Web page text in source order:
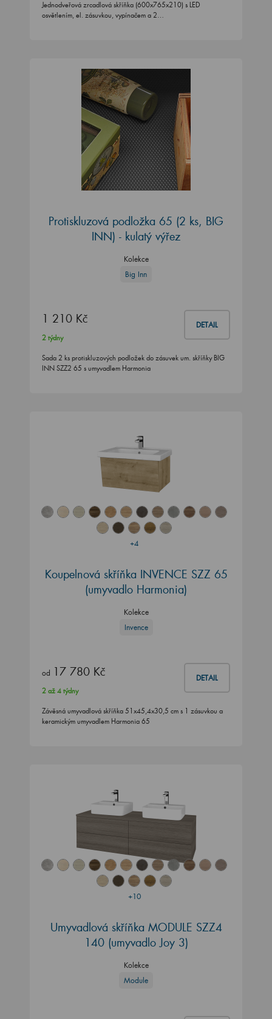
Jednodveřová zrcadlová skříňka (600x765x210) s LED
osvětlením, el. zásuvkou, vypínačem a 2…
Protiskluzová podložka 65 (2 ks, BIG
INN) - kulatý výřez
Kolekce
Big Inn
1 210 Kč DETAIL
2 týdny
Sada 2 ks protiskluzových podložek do zásuvek um. skříňky BIG
INN SZZ2 65 s umyvadlem Harmonia
+4
Koupelnová skříňka INVENCE SZZ 65
(umyvadlo Harmonia)
Kolekce
Invence
od 17 780 Kč DETAIL
2 až 4 týdny
Závěsná umyvadlová skříňka 51x45,4x30,5 cm s 1 zásuvkou a
keramickým umyvadlem Harmonia 65
+10
Umyvadlová skříňka MODULE SZZ4
140 (umyvadlo Joy 3)
Kolekce
Module